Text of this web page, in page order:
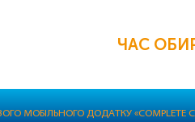
ЧАС
МОБІЛЬНОГО ДОДАТКУ «COMPLETE